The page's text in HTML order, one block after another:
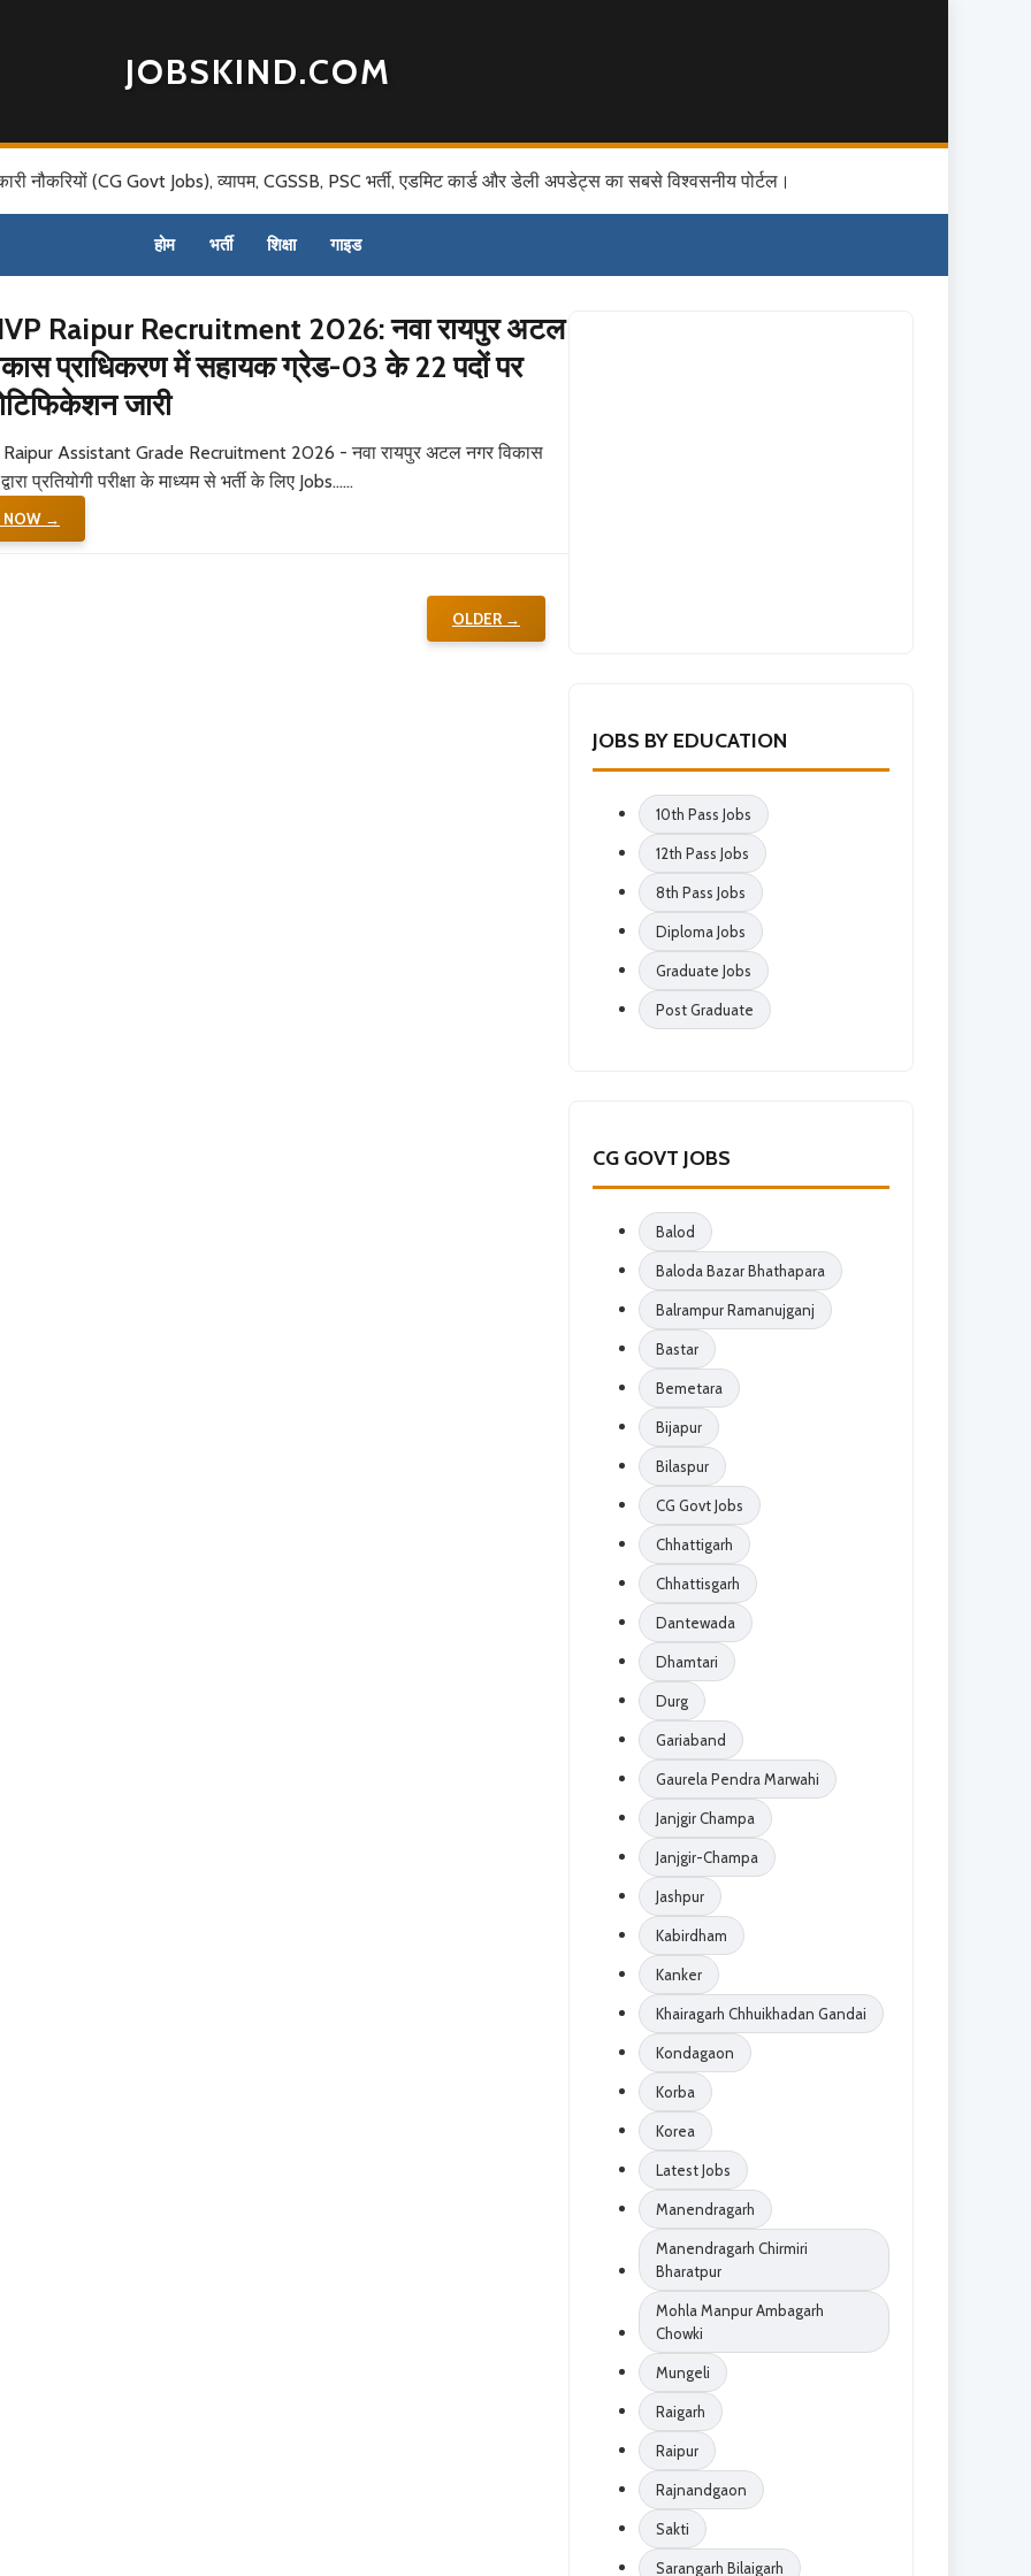
JOBSKIND.COM
नौकरियों (CG Govt Jobs), व्यापम, CGSSB, PSC भर्ती, एडमिट कार्ड और डेली अपडेट्स का सबसे विश्वसनीय पोर्टल।
होम भर्ती शिक्षा गाइड
Raipur Recruitment 2026: नवा रायपुर अटल
प्राधिकरण में सहायक ग्रेड-03 के 22 पदों पर
जारी
Assistant Grade Recruitment 2026 - नवा रायपुर अटल नगर विकास
प्रतियोगी परीक्षा के माध्यम से भर्ती के लिए Jobs......
NOW →
OLDER →
JOBS BY EDUCATION
10th Pass Jobs
12th Pass Jobs
8th Pass Jobs
Diploma Jobs
Graduate Jobs
Post Graduate
CG GOVT JOBS
Balod
Baloda Bazar Bhathapara
Balrampur Ramanujganj
Bastar
Bemetara
Bijapur
Bilaspur
CG Govt Jobs
Chhattigarh
Chhattisgarh
Dantewada
Dhamtari
Durg
Gariaband
Gaurela Pendra Marwahi
Janjgir Champa
Janjgir-Champa
Jashpur
Kabirdham
Kanker
Khairagarh Chhuikhadan Gandai
Kondagaon
Korba
Korea
Latest Jobs
Manendragarh
Manendragarh Chirmiri
Bharatpur
Mohla Manpur Ambagarh
Chowki
Mungeli
Raigarh
Raipur
Rajnandgaon
Sakti
Sarangarh Bilaigarh